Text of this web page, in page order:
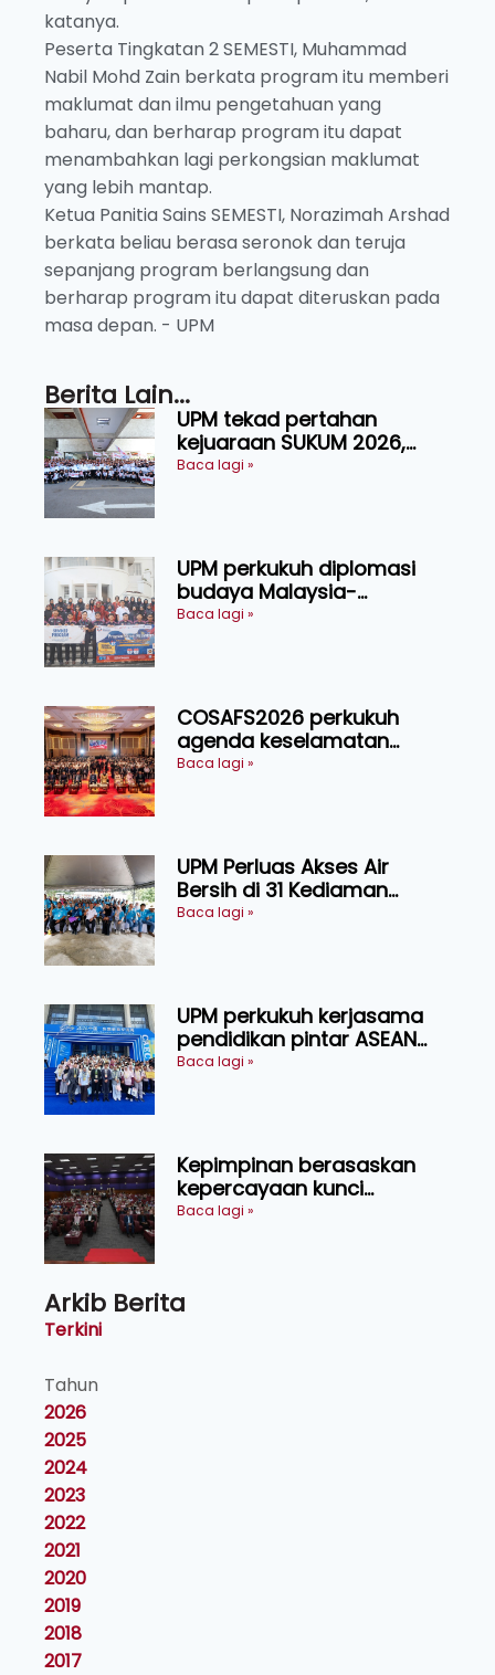
katanya.
Peserta Tingkatan 2 SEMESTI, Muhammad
Nabil Mohd Zain berkata program itu memberi
maklumat dan ilmu pengetahuan yang
baharu, dan berharap program itu dapat
menambahkan lagi perkongsian maklumat
yang lebih mantap.
Ketua Panitia Sains SEMESTI, Norazimah Arshad
berkata beliau berasa seronok dan teruja
sepanjang program berlangsung dan
berharap program itu dapat diteruskan pada
masa depan. - UPM
Berita Lain...
UPM tekad pertahan
kejuaraan SUKUM 2026,
sasar 16 pingat emas
Baca lagi »
UPM perkukuh diplomasi
budaya Malaysia-
Indonesia melalui Narasi
Baca lagi »
COSAFS2026 perkukuh
agenda keselamatan
makanan, AgriHub pacu
Baca lagi »
UPM Perluas Akses Air
Bersih di 31 Kediaman
Orang Asli Tasik Chini
Baca lagi »
UPM perkukuh kerjasama
pendidikan pintar ASEAN
menerusi lawatan rasmi ke
Baca lagi »
Kepimpinan berasaskan
kepercayaan kunci
kecemerlangan institusi -
Baca lagi »
Arkib Berita
Terkini
Tahun
2026
2025
2024
2023
2022
2021
2020
2019
2018
2017